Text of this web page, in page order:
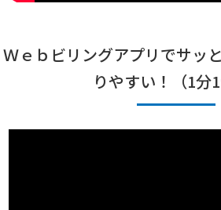
Ｗｅｂビリングアプリでサッ
りやすい！（1分